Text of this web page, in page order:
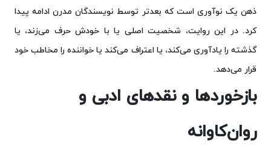
ذهن یک نوآوری است که بعدتر توسط نویسندگان مدرن ادامه پیدا
کرد. در این روایت، شخصیت اصلی یا با خودش حرف می‌زند، یا
گذشته را یادآوری می‌کند، یا اعتراف می‌کند یا خواننده را مخاطب خود
قرار می‌دهد.
بازخوردها و نقدهای ادبی و
روان‌کاوانه